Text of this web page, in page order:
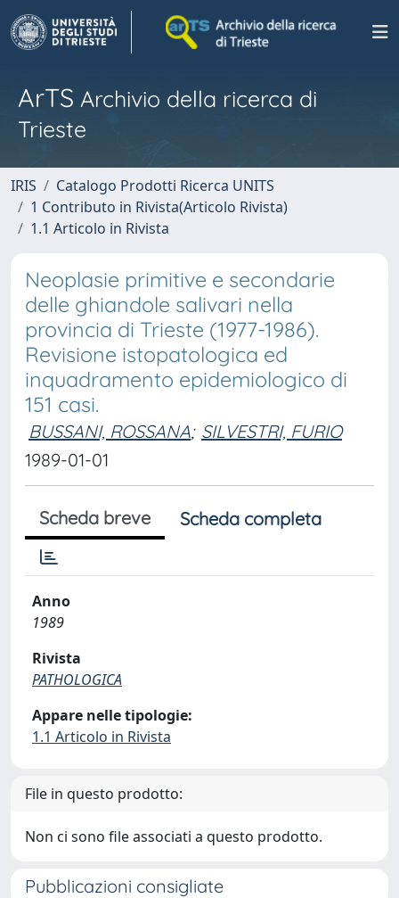
ArTS Archivio della ricerca di
Trieste
IRIS
Catalogo Prodotti Ricerca UNITS
1 Contributo in Rivista(Articolo Rivista)
1.1 Articolo in Rivista
Neoplasie primitive e secondarie
delle ghiandole salivari nella
provincia di Trieste (1977-1986).
Revisione istopatologica ed
inquadramento epidemiologico di
151 casi.
BUSSANI, ROSSANA; SILVESTRI, FURIO
1989-01-01
Scheda breve Scheda completa
Anno
1989
Rivista
PATHOLOGICA
Appare nelle tipologie:
1.1 Articolo in Rivista
File in questo prodotto:
Non ci sono file associati a questo prodotto.
Pubblicazioni consigliate